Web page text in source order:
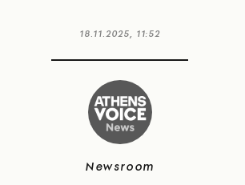
18.11.2025, 11:52
Newsroom